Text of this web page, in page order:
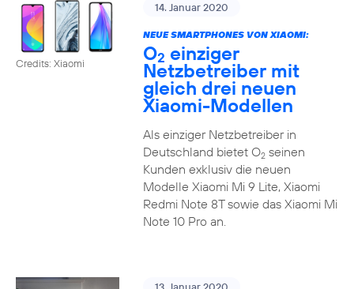
Credits: Xiaomi
14. Januar 2020
NEUE SMARTPHONES VON XIAOMI:
O2 einziger
Netzbetreiber mit
gleich drei neuen
Xiaomi-Modellen
Als einziger Netzbetreiber in
Deutschland bietet O2seinen
Kunden exklusiv die neuen
Modelle Xiaomi Mi 9 Lite, Xiaomi
Redmi Note 8T sowie das Xiaomi Mi
Note 10 Pro an.